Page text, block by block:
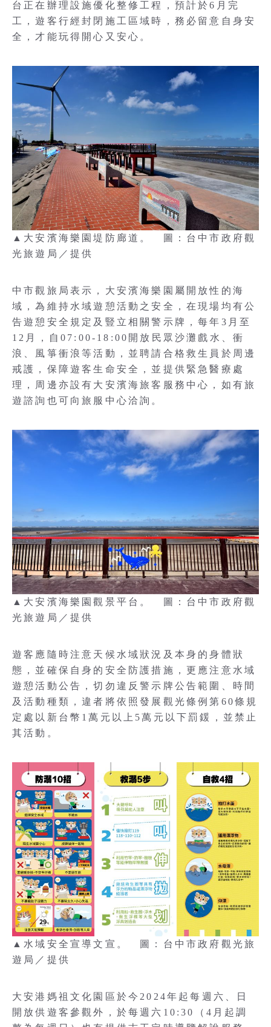
台正在辦理設施優化整修工程，預計於6月完
工，遊客行經封閉施工區域時，務必留意自身安
全，才能玩得開心又安心。
▲大安濱海樂園堤防廊道。 圖：台中市政府觀
光旅遊局／提供
中市觀旅局表示，大安濱海樂園屬開放性的海
域，為維持水域遊憩活動之安全，在現場均有公
告遊憩安全規定及豎立相關警示牌，每年3月至
12月，自07:00-18:00開放民眾沙灘戲水、衝
浪、風箏衝浪等活動，並聘請合格救生員於周邊
戒護，保障遊客生命安全，並提供緊急醫療處
理，周邊亦設有大安濱海旅客服務中心，如有旅
遊諮詢也可向旅服中心洽詢。
▲大安濱海樂園觀景平台。 圖：台中市政府觀
光旅遊局／提供
遊客應隨時注意天候水域狀況及本身的身體狀
態，並確保自身的安全防護措施，更應注意水域
遊憩活動公告，切勿違反警示牌公告範圍、時間
及活動種類，違者將依照發展觀光條例第60條規
定處以新台幣1萬元以上5萬元以下罰鍰，並禁止
其活動。
▲水域安全宣導文宣。 圖：台中市政府觀光旅
遊局／提供
大安港媽祖文化園區於今2024年起每週六、日
開放供遊客參觀外，於每週六10:30（4月起調